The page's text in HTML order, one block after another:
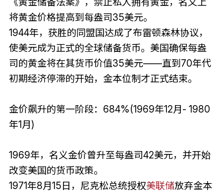
将黄金价格提高到每盎司35美元。
1944年，获胜的同盟国达成了布雷顿森林协议，
使美元成为正式的全球储备货币。美国确保每盎
司的黄金将在其货币价值35美元⁠——直到70年代
初期经济停滞的开始，金本位制才正式结束。
金价飙升的第一阶段：684%(1969年12月- 1980
年1月)
1969年，名义金价曾升至每盎司42美元，并开始
改变美国的货币政策。
1971年8月15日，尼克松总统授权美联储放弃金本